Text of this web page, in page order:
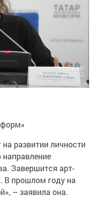
развитии личности
направление
Завершится арт-
В прошлом году на
– заявила она.